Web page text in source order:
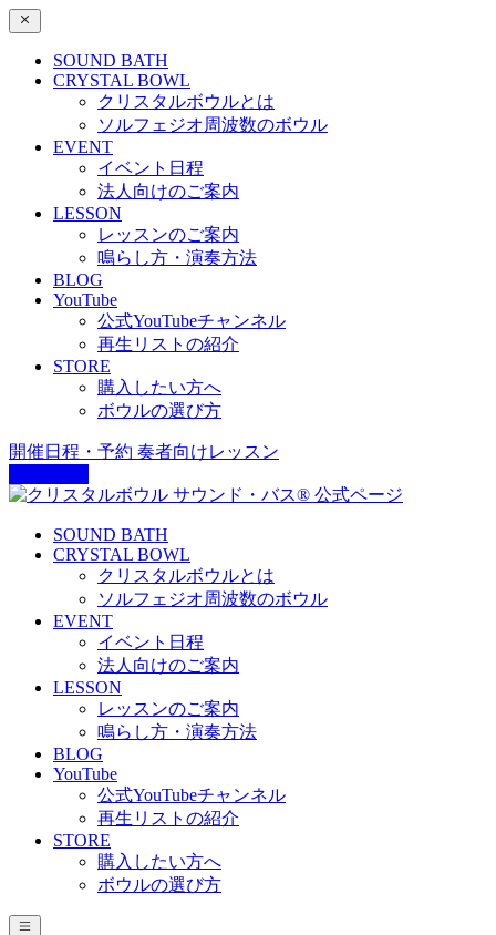
SOUND BATH
CRYSTAL BOWL
クリスタルボウルとは
ソルフェジオ周波数のボウル
EVENT
イベント日程
法人向けのご案内
LESSON
レッスンのご案内
鳴らし方・演奏方法
BLOG
YouTube
公式YouTubeチャンネル
再生リストの紹介
STORE
購入したい方へ
ボウルの選び方
開催日程・予約 奏者向けレッスン
SOUND BATH
CRYSTAL BOWL
クリスタルボウルとは
ソルフェジオ周波数のボウル
EVENT
イベント日程
法人向けのご案内
LESSON
レッスンのご案内
鳴らし方・演奏方法
BLOG
YouTube
公式YouTubeチャンネル
再生リストの紹介
STORE
購入したい方へ
ボウルの選び方